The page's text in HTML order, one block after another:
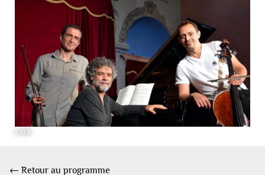
©DR
← Retour au programme